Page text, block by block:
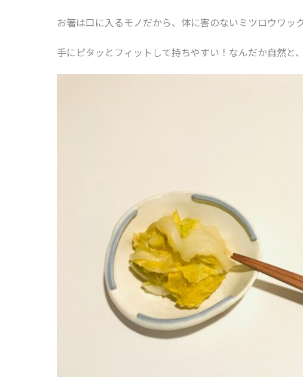
お箸は口に入るモノだから、体に害のないミツロウワッ
手にピタッとフィットして持ちやすい！なんだか自然と